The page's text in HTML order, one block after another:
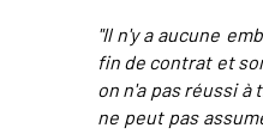
"Il n'y a aucune
fin de contrat et
on n'a pas réussi
ne peut pas